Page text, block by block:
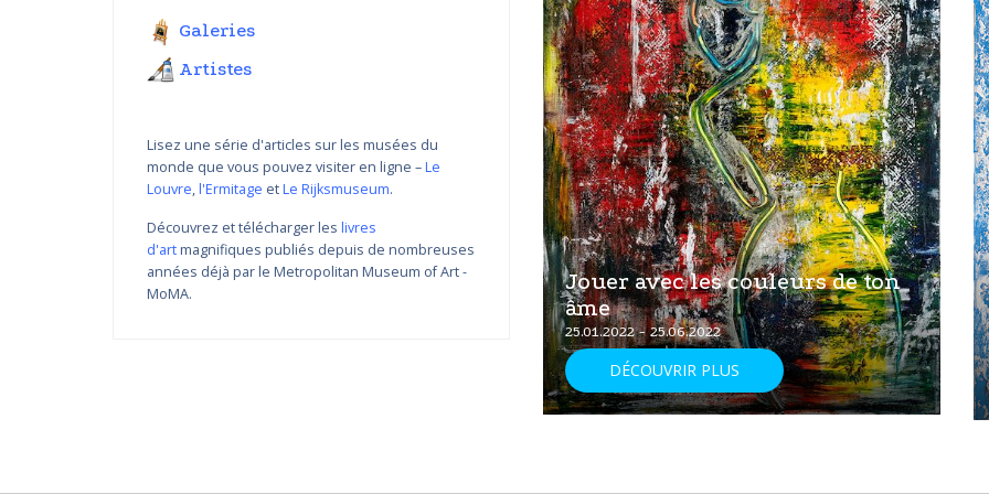
Galeries
Artistes
Lisez une série d'articles sur les musées du
monde que vous pouvez visiter en ligne –Le
Louvre,l'Ermitage etLe Rijksmuseum.
Découvrez et télécharger les livres
d'artmagnifiques publiés depuis de nombreuses
années déjà par le Metropolitan Museum of Art -
MoMA.
Variations de couleur de
Nikolay Yanakiev I
22.03.2018 - 31.09.2018
Jouer avec les couleurs de ton
âme
25.01.2022 - 25.06.2022
DÉCOUVRIR PLUS